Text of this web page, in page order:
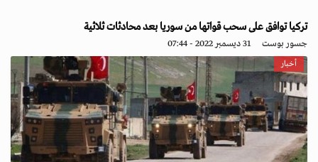
تركيا توافق على سحب قواتها من سوريا بعد محادثات ثلاثية
جسور بوست 31 ديسمبر 2022 - 07:44
أخبار